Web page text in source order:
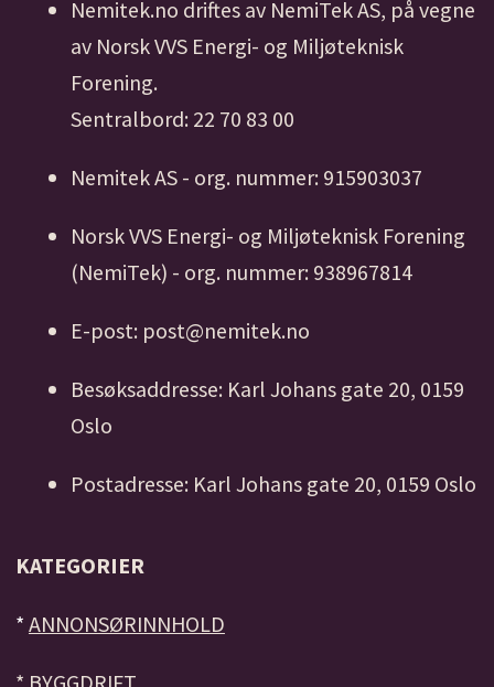
Nemitek.no driftes av NemiTek AS, på vegne
av Norsk VVS Energi- og Miljøteknisk
Forening.
Sentralbord: 22 70 83 00
Nemitek AS - org. nummer: 915903037
Norsk VVS Energi- og Miljøteknisk Forening
(NemiTek) - org. nummer: 938967814
E-post: post@nemitek.no
Besøksaddresse: Karl Johans gate 20, 0159
Oslo
Postadresse: Karl Johans gate 20, 0159 Oslo
KATEGORIER
* ANNONSØRINNHOLD